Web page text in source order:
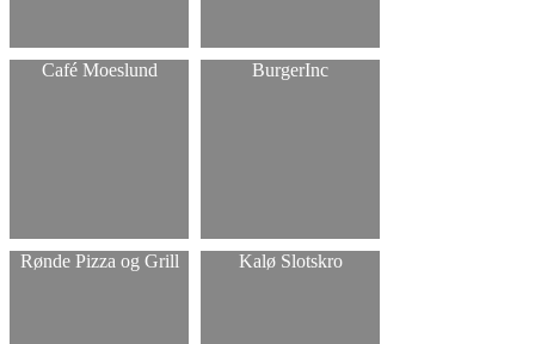
Café Moeslund BurgerInc
Rønde Pizza og Grill Kalø Slotskro